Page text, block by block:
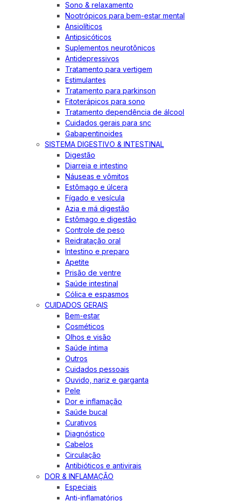
Sono & relaxamento
Nootrópicos para bem-estar mental
Ansiolíticos
Antipsicóticos
Suplementos neurotônicos
Antidepressivos
Tratamento para vertigem
Estimulantes
Tratamento para parkinson
Fitoterápicos para sono
Tratamento dependência de álcool
Cuidados gerais para snc
Gabapentinoides
SISTEMA DIGESTIVO & INTESTINAL
Digestão
Diarreia e intestino
Náuseas e vômitos
Estômago e úlcera
Fígado e vesícula
Azia e má digestão
Estômago e digestão
Controle de peso
Reidratação oral
Intestino e preparo
Apetite
Prisão de ventre
Saúde intestinal
Cólica e espasmos
CUIDADOS GERAIS
Bem-estar
Cosméticos
Olhos e visão
Saúde íntima
Outros
Cuidados pessoais
Ouvido, nariz e garganta
Pele
Dor e inflamação
Saúde bucal
Curativos
Diagnóstico
Cabelos
Circulação
Antibióticos e antivirais
DOR & INFLAMAÇÃO
Especiais
Anti-inflamatórios